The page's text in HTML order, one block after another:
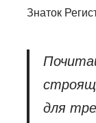
Знаток
для